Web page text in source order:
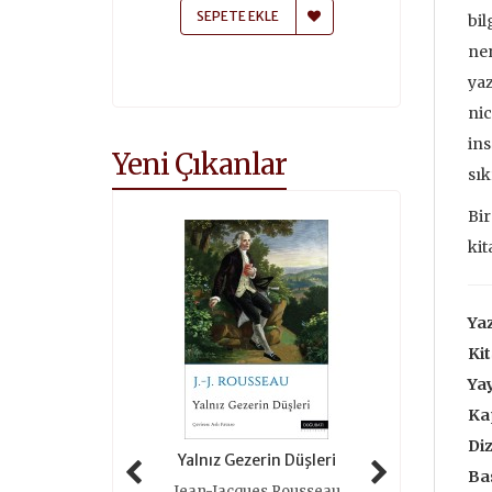
SEPETE EKLE
Yeni Çıkanlar
Yalnız Gezerin Düşleri Oyunlar
Bir